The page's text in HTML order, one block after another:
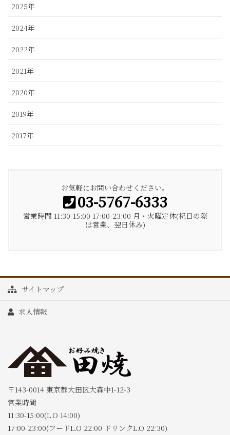
2025年
2024年
2022年
2021年
2020年
2019年
2017年
お気軽にお問い合わせください。
03-5767-6333
営業時間 11:30-15:00 17:00-23:00 月・火曜定休(祝日の際
は営業、翌日休み)
サイトマップ
求人情報
〒143-0014 東京都大田区大森中1-12-3
営業時間
11:30-15:00(L.O 14:00)
17:00-23:00(フードL.O 22:00 ドリンクL.O 22:30)